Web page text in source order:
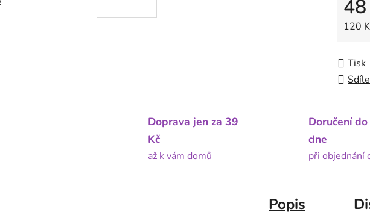
120
Tisk
Doprava jen za 39
Kč
až k vám domů
Doručení
dne
při objednání
Popis